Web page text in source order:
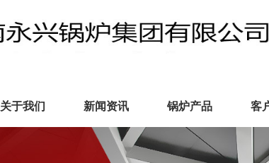
关于我们 新闻资讯 锅炉产品 客